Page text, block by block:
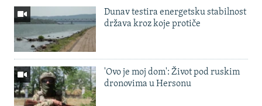
Dunav testira energetsku stabilnost
država kroz koje protiče
'Ovo je moj dom': Život pod ruskim
dronovima u Hersonu